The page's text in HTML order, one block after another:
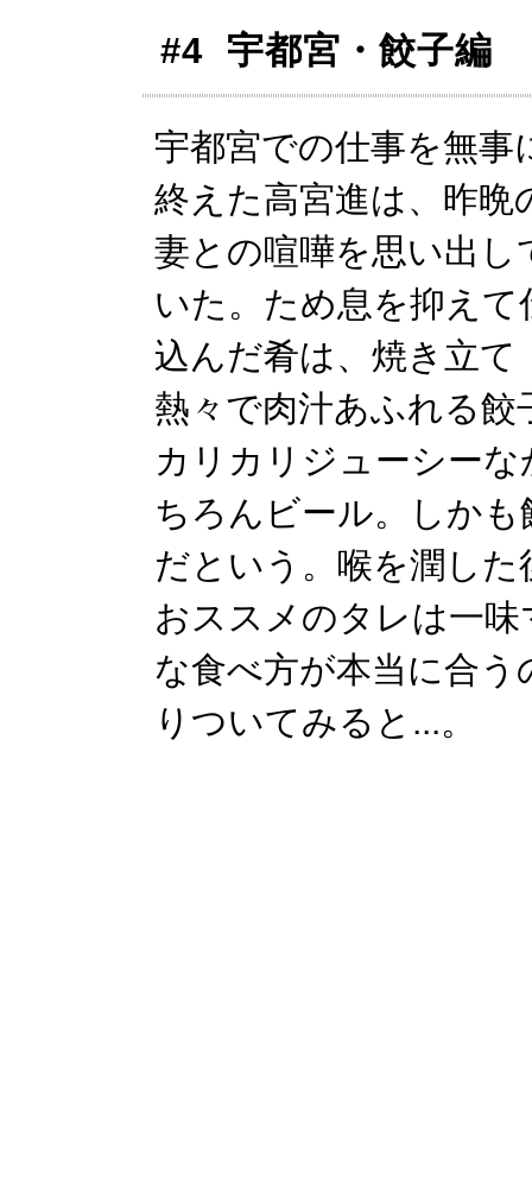
#4 宇都宮・餃子編
宇都宮での仕事を無事
終えた高宮進は、昨晩
妻との喧嘩を思い出し
いた。ため息を抑えて
込んだ肴は、焼き立て
熱々で肉汁あふれる
カリカリジューシー
ちろんビール。しか
だという。喉を潤し
おススメのタレは一
な食べ方が本当に合
りついてみると...。